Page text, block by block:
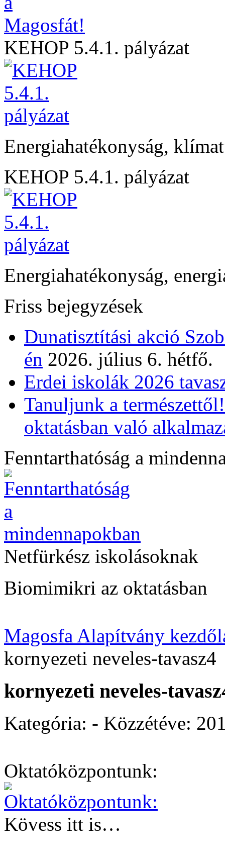
KEHOP 5.4.1. pályázat
Energiahatékonyság,
KEHOP 5.4.1. pályázat
Energiahatékonyság,
Friss bejegyzések
Dunatisztítási akció
én 2026. július 6. hétfő.
Erdei iskolák 2026
Tanuljunk a
oktatásban való
Fenntarthatóság a
Netfürkész iskolásoknak
Biomimikri az oktatásban
Magosfa Alapítvány
kornyezeti neveles-tavasz4
kornyezeti neveles-
Kategória: - Közzétéve:
Oktatóközpontunk:
Kövess itt is…